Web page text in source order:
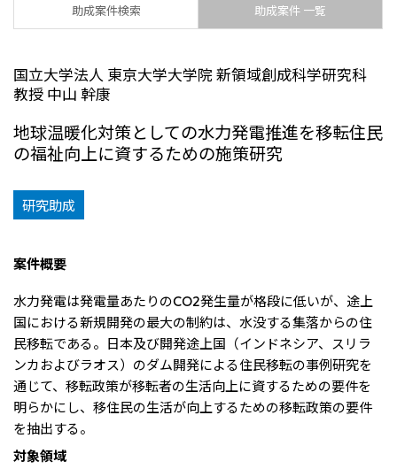
モロッコで、世界で、タン
パク質バリューチェーン
八代 侑輝
すべては、志からはじま
る。
社長メッセージ
会社概要
経営理念
国内・海外拠点
事業本部紹介
コーポレート・ガバナンス
三井物産の人材マネジメント
ライブラリー
会社案内 会社紹介映像
トップ
What's New
トピックス
2026年
2025年
2023年
2022年
2019年
2026.8.4 適時開示
従業員向け株式報酬制度の継続
2026.8.4
トップ
トップコミットメント
サステナビリティ経営
Environment
Governance
マテリアリティ
三井物産の人材マネジメント
三井物産の森
社会貢献活動
ライブラリー
「三井物産の森」LEAPアプローチ
TCFDに基づく情報開示
経営方針・戦略
IR資料室
IR説明会
個人株主・投資家の皆様へ
株主・株式基本情報
IRカレンダー
IRサポート
Careers
トップ
三井物産について
採用情報
本店新卒採用・キャリア採用
グループ会社採用情報
Network Website
トップ
日本
三井物産株式会社（本店）
Social Media
助成案件検索 助成案件 一覧
国立大学法人 東京大学大学院 新領域創成科学研究科
教授 中山 幹康
地球温暖化対策としての水力発電推進を移転住民
の福祉向上に資するための施策研究
研究助成
案件概要
水力発電は発電量あたりのCO2発生量が格段に低いが、途上
国における新規開発の最大の制約は、水没する集落からの住
民移転である。日本及び開発途上国（インドネシア、スリラ
ンカおよびラオス）のダム開発による住民移転の事例研究を
通じて、移転政策が移転者の生活向上に資するための要件を
明らかにし、移住民の生活が向上するための移転政策の要件
を抽出する。
対象領域